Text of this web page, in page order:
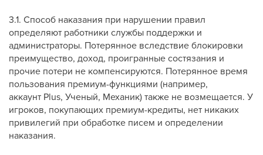
3.1. Способ наказания при нарушении правил
определяют работники службы поддержки и
администраторы. Потерянное вследствие блокировки
преимущество, доход, проигранные состязания и
прочие потери не компенсируются. Потерянное время
пользования премиум-функциями (например,
аккаунт Plus, Ученый, Механик) также не возмещается. У
игроков, покупающих премиум-кредиты, нет никаких
привилегий при обработке писем и определении
наказания.